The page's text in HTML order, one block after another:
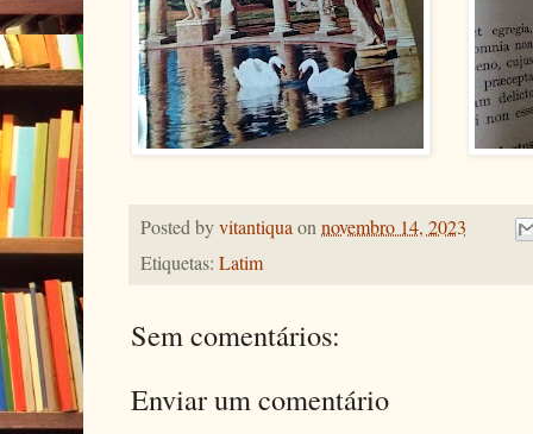
Posted byvitantiquaonnovembro 14, 2023
Etiquetas: Latim
Sem comentários:
Enviar um comentário